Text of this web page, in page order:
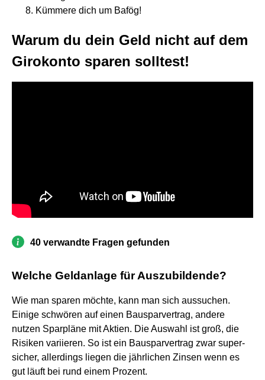
Kümmere dich um Bafög!
Warum du dein Geld nicht auf dem
Girokonto sparen solltest!
40 verwandte Fragen gefunden
Welche Geldanlage für Auszubildende?
Wie man sparen möchte, kann man sich aussuchen.
Einige schwören auf einen Bausparvertrag, andere
nutzen Sparpläne mit Aktien. Die Auswahl ist groß, die
Risiken variieren. So ist ein Bausparvertrag zwar super-
sicher, allerdings liegen die jährlichen Zinsen wenn es
gut läuft bei rund einem Prozent.